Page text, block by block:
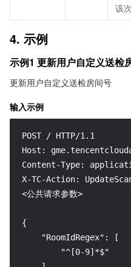
该
4. 示例
示例1 更新用户自定义送检
更新用户自定义送检房间号
输入示例
POST / HTTP/1.1
Host:
Content-Type:
X-TC-Action:
<公共请求参数>
{
    "RoomIdRegex": [
        "^[0-9]*$"